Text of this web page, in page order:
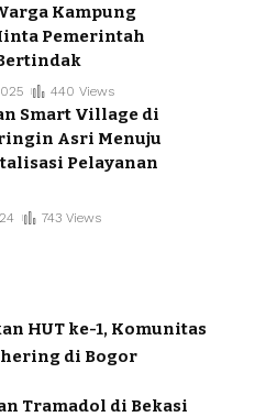
Kampung
Pemerintah
440 Views
Smart Village di
Asri Menuju
Pelayanan
743 Views
HUT ke-1, Komunitas
di Bogor
Tramadol di Bekasi